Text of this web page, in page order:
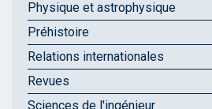
Physique et astrophysique
Préhistoire
Relations internationales
Revues
Sciences de l'ingénieur